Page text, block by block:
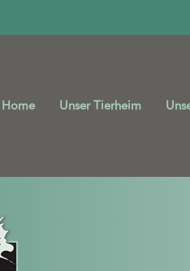
Home Unser Tierheim